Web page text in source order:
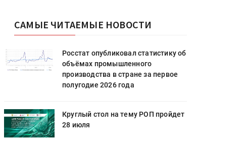
САМЫЕ ЧИТАЕМЫЕ НОВОСТИ
Росстат опубликовал статистику об
объёмах промышленного
производства в стране за первое
полугодие 2026 года
Круглый стол на тему РОП пройдет
28 июля